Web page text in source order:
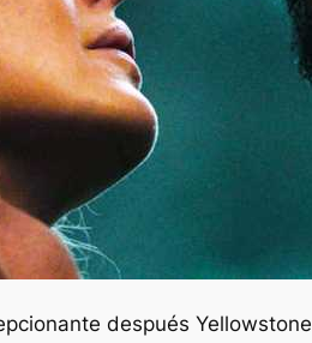
después Yellowstone